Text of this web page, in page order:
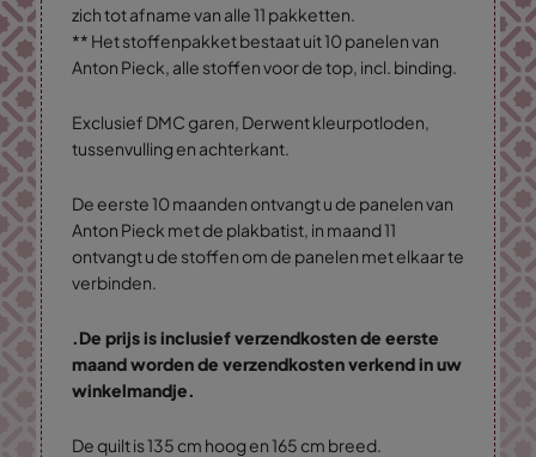
zich tot afname van alle 11 pakketten.
** Het stoffenpakket bestaat uit 10 panelen van
Anton Pieck, alle stoffen voor de top, incl. binding.
Exclusief DMC garen, Derwent kleurpotloden,
tussenvulling en achterkant.
De eerste 10 maanden ontvangt u de panelen van
Anton Pieck met de plakbatist, in maand 11
ontvangt u de stoffen om de panelen met elkaar te
verbinden.
.De prijs is inclusief verzendkosten de eerste
maand worden de verzendkosten verkend in uw
winkelmandje.
De quilt is 135 cm hoog en 165 cm breed.